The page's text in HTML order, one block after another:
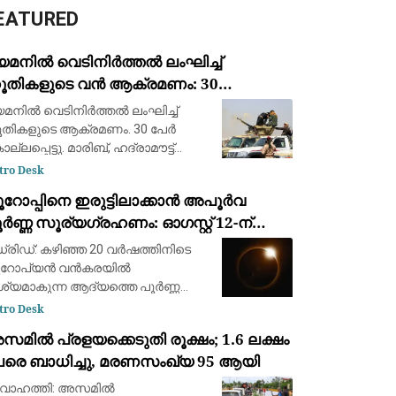
വെടിനിർത്തൽ ലംഘിച്ച്
വൻ ആക്രമണം: 30
കൊല്ലപ്പെട്ടു; 2022-ന്
ഏറ്റവും വലിയ ഏറ്റുമുട്ടൽ
വെടിനിർത്തൽ ലംഘിച്ച്
ആക്രമണം. 30 പേർ
മാരിബ്, ഹദ്രാമൗട്ട്
യെമൻ
ആക്രമണം. 2022ന്
വലിയ ആക്രമണമാണിത്
Desk
ഇരുട്ടിലാക്കാൻ അപൂർവ
സൂര്യഗ്രഹണം: ഓഗസ്റ്റ് 12-ന്
പ്രകൃതിയുടെ വിസ്മയക്കാഴ്ച
കഴിഞ്ഞ 20 വർഷത്തിനിടെ
വൻകരയിൽ
ആദ്യത്തെ പൂർണ്ണ
സാക്ഷ്യം
ഓഗസ്റ്റ് 12-നാണ്
സൂര്യനെ പൂർണ്ണമായി മറയ്ക
Desk
പ്രളയക്കെടുതി രൂക്ഷം; 1.6 ലക്ഷം
ബാധിച്ചു, മരണസംഖ്യ 95 ആയി
അസമിൽ